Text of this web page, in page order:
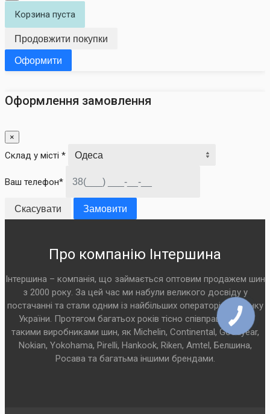
Корзина пуста
Продовжити покупки
Оформити
Оформлення замовлення
×
Склад у місті *
Ваш телефон*
Скасувати Замовити
Про компанію Інтершина
Інтершина – компанія, що займається оптовим продажем шин
з 2000 року. За цей час ми набули великого досвіду у
постачанні та стали одним із найбільших операторів на ринку
України. Протягом багатьох років тісно співпрацюємо з
такими виробниками шин, як Michelin, Continental, Goodyear,
Nokian, Yokohama, Pirelli, Hankook, Riken, Amtel, Белшина,
Росава та багатьма іншими брендами.